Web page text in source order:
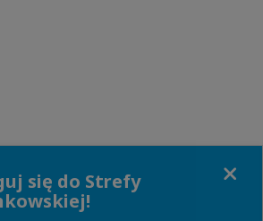
się do Strefy